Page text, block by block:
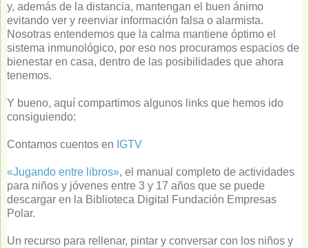
y, además de la distancia, mantengan el buen ánimo
evitando ver y reenviar información falsa o alarmista.
Nosotras entendemos que la calma mantiene óptimo el
sistema inmunológico, por eso nos procuramos espacios de
bienestar en casa, dentro de las posibilidades que ahora
tenemos.
Y bueno, aquí compartimos algunos links que hemos ido
consiguiendo:
Contamos cuentos en IGTV
«Jugando entre libros», el manual completo de actividades
para niños y jóvenes entre 3 y 17 años que se puede
descargar en la Biblioteca Digital Fundación Empresas
Polar.
Un recurso para rellenar, pintar y conversar con los niños y